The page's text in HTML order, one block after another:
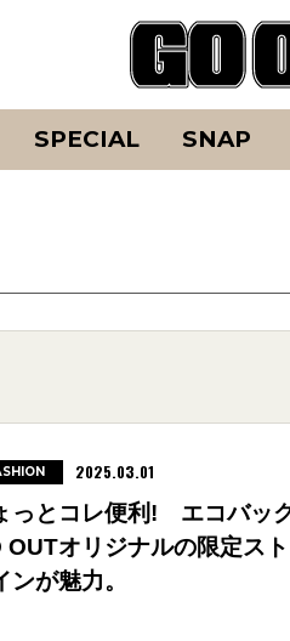
SPECIAL SNAP
っとコレ便利! エコバッ
OUTオリジナルの限定ス
ンが魅力。
2025.03.01